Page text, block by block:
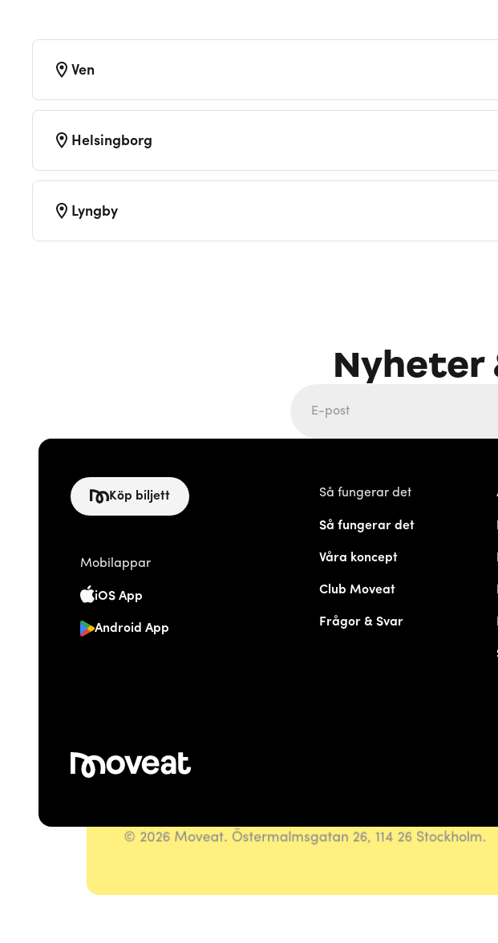
Ven
Helsingborg
Lyngby
Köp biljett
Mobilappar
iOS App
Android App
Så fungerar det
Så fungerar det
Våra koncept
Club Moveat
Frågor & Svar
© 2026 Moveat. Östermalmsgatan 26, 114 26 Stockholm.